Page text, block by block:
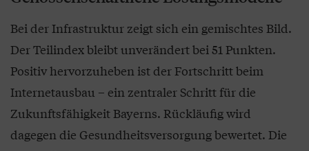
Bei der Infrastruktur zeigt sich ein gemischtes Bild.
Der Teilindex bleibt unverändert bei 51 Punkten.
Positiv hervorzuheben ist der Fortschritt beim
Internetausbau – ein zentraler Schritt für die
Zukunftsfähigkeit Bayerns. Rückläufig wird
dagegen die Gesundheitsversorgung bewertet. Die